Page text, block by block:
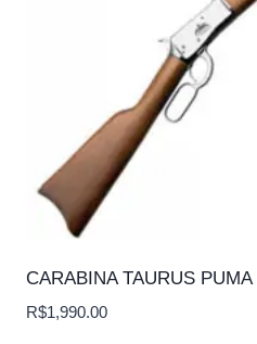
CARABINA TAURUS
R$1,990.00